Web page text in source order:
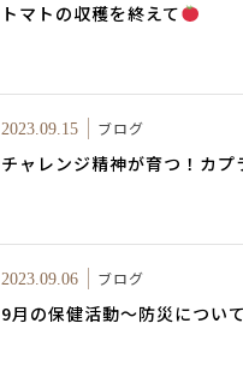
トマトの収穫を終えて
2023.09.15 ブログ
チャレンジ精神が育つ！カプ
2023.09.06 ブログ
9月の保健活動～防災につい